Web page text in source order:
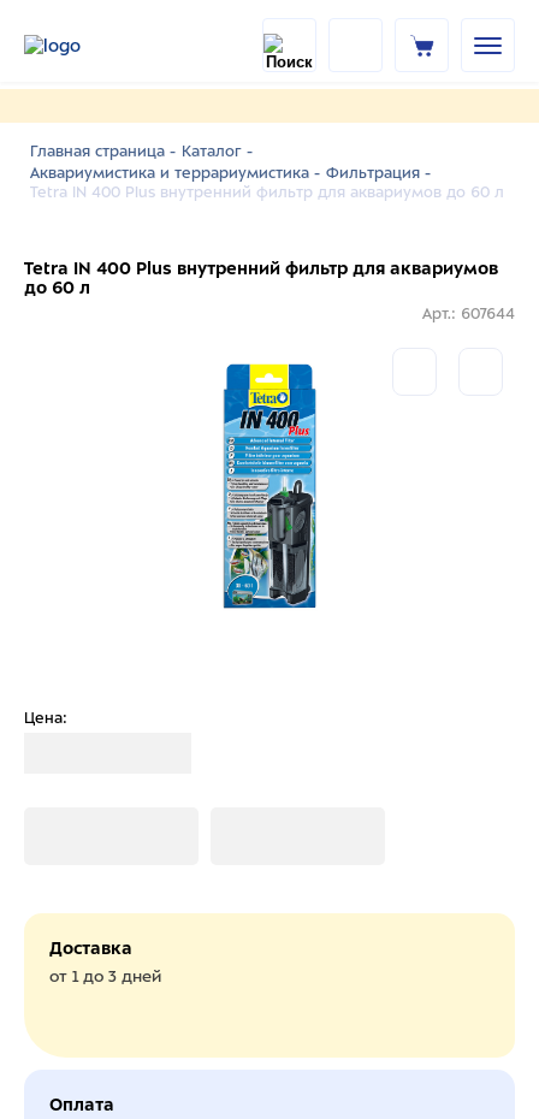
Главная страница - Каталог -
Аквариумистика и террариумистика - Фильтрация -
Tetra IN 400 Plus внутренний фильтр для аквариумов до 60 л
Tetra IN 400 Plus внутренний фильтр для аквариумов
до 60 л
Арт.: 607644
Цена:
Доставка
от 1 до 3 дней
Оплата